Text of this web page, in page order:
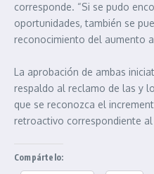
corresponde. “Si se pudo
oportunidades, también se
reconocimiento del aumento
La aprobación de ambas
respaldo al reclamo de las y
que se reconozca el
retroactivo correspondiente
Compártelo: